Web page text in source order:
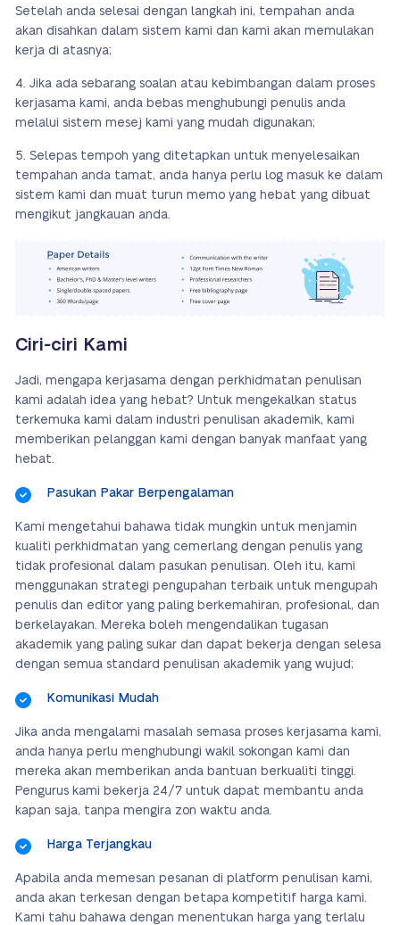
Setelah anda selesai dengan langkah ini, tempahan anda
akan disahkan dalam sistem kami dan kami akan memulakan
kerja di atasnya;
Jika ada sebarang soalan atau kebimbangan dalam proses
kerjasama kami, anda bebas menghubungi penulis anda
melalui sistem mesej kami yang mudah digunakan;
Selepas tempoh yang ditetapkan untuk menyelesaikan
tempahan anda tamat, anda hanya perlu log masuk ke dalam
sistem kami dan muat turun memo yang hebat yang dibuat
mengikut jangkauan anda.
Ciri-ciri Kami
Jadi, mengapa kerjasama dengan perkhidmatan penulisan
kami adalah idea yang hebat? Untuk mengekalkan status
terkemuka kami dalam industri penulisan akademik, kami
memberikan pelanggan kami dengan banyak manfaat yang
hebat.
Pasukan Pakar Berpengalaman
Kami mengetahui bahawa tidak mungkin untuk menjamin
kualiti perkhidmatan yang cemerlang dengan penulis yang
tidak profesional dalam pasukan penulisan. Oleh itu, kami
menggunakan strategi pengupahan terbaik untuk mengupah
penulis dan editor yang paling berkemahiran, profesional, dan
berkelayakan. Mereka boleh mengendalikan tugasan
akademik yang paling sukar dan dapat bekerja dengan selesa
dengan semua standard penulisan akademik yang wujud;
Komunikasi Mudah
Jika anda mengalami masalah semasa proses kerjasama kami,
anda hanya perlu menghubungi wakil sokongan kami dan
mereka akan memberikan anda bantuan berkualiti tinggi.
Pengurus kami bekerja 24/7 untuk dapat membantu anda
kapan saja, tanpa mengira zon waktu anda.
Harga Terjangkau
Apabila anda memesan pesanan di platform penulisan kami,
anda akan terkesan dengan betapa kompetitif harga kami.
Kami tahu bahawa dengan menentukan harga yang terlalu